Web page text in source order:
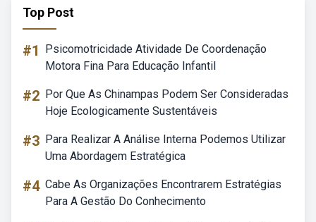
Top Post
#1
Psicomotricidade Atividade De Coordenação
Motora Fina Para Educação Infantil
#2 Por Que As Chinampas Podem Ser Consideradas
Hoje Ecologicamente Sustentáveis
#3 Para Realizar A Análise Interna Podemos Utilizar
Uma Abordagem Estratégica
#4 Cabe As Organizações Encontrarem Estratégias
Para A Gestão Do Conhecimento